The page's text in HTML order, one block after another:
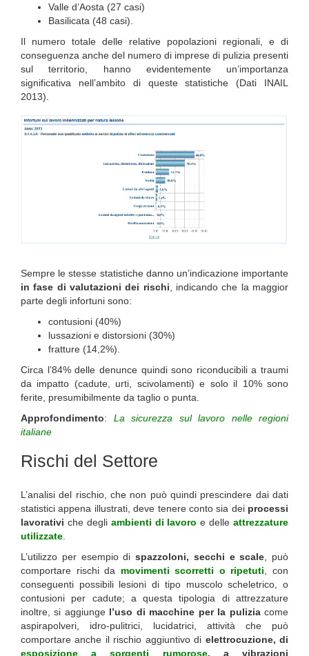
Valle d’Aosta (27 casi)
Basilicata (48 casi).
Il numero totale delle relative popolazioni regionali, e di
conseguenza anche del numero di imprese di pulizia presenti
sul territorio, hanno evidentemente un’importanza
significativa nell’ambito di queste statistiche (Dati INAIL
2013).
Sempre le stesse statistiche danno un’indicazione importante
in fase di valutazioni dei rischi, indicando che la maggior
parte degli infortuni sono:
contusioni (40%)
lussazioni e distorsioni (30%)
fratture (14,2%).
Circa l’84% delle denunce quindi sono riconducibili a traumi
da impatto (cadute, urti, scivolamenti) e solo il 10% sono
ferite, presumibilmente da taglio o punta.
Approfondimento: La sicurezza sul lavoro nelle regioni
italiane
Rischi del Settore
L’analisi del rischio, che non può quindi prescindere dai dati
statistici appena illustrati, deve tenere conto sia dei processi
lavorativi che degli ambienti di lavoro e delle attrezzature
utilizzate
L’utilizzo per esempio di spazzoloni, secchi e scale , può
comportare rischi da movimenti scorretti o ripetuti , con
conseguenti possibili lesioni di tipo muscolo scheletrico, o
contusioni per cadute; a questa tipologia di attrezzature
inoltre, si aggiunge l’uso di macchine per la puliziacome
aspirapolveri, idro-pulitrici, lucidatrici, attività che può
comportare anche il rischio aggiuntivo di elettrocuzione, di
esposizione a sorgenti rumorose, a vibrazioni